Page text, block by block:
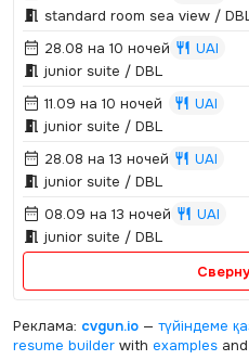
standard room sea view /
28.08 на 10 ночей
UAI
junior suite / DBL
11.09 на 10 ночей
UAI
junior suite / DBL
28.08 на 13 ночей
UAI
junior suite / DBL
08.09 на 13 ночей
UAI
junior suite / DBL
Реклама: cvgun.io— түйіндеме
resume builderwith examplesand